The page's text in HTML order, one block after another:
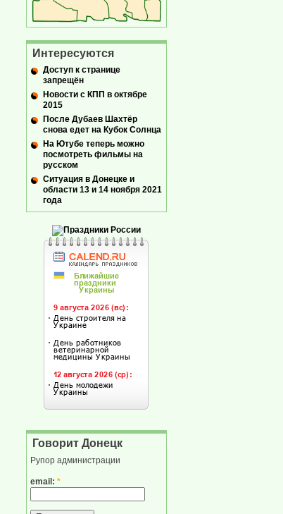
Интересуются
Доступ к странице
запрещён
Новости с КПП в октябре
2015
После Дубаев Шахтёр
снова едет на Кубок Солнца
На Ютубе теперь можно
посмотреть фильмы на
русском
Ситуация в Донецке и
области 13 и 14 ноября 2021
года
Говорит Донецк
Рупор администрации
email: *